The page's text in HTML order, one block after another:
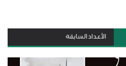
الأعداد السابقة